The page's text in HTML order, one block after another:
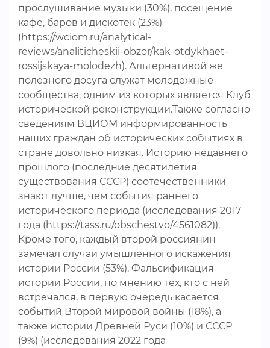
прослушивание музыки (30%), посещение
кафе, баров и дискотек (23%)
(https://wciom.ru/analytical-
reviews/analiticheskii-obzor/kak-otdykhaet-
rossijskaya-molodezh). Альтернативой же
полезного досуга служат молодежные
сообщества, одним из которых является Клуб
исторической реконструкции.Также согласно
сведениям ВЦИОМ информированность
наших граждан об исторических событиях в
стране довольно низкая. Историю недавнего
прошлого (последние десятилетия
существования СССР) соотечественники
знают лучше, чем события раннего
исторического периода (исследования 2017
года (https://tass.ru/obschestvo/4561082)).
Кроме того, каждый второй россиянин
замечал случаи умышленного искажения
истории России (53%). Фальсификация
истории России, по мнению тех, кто с ней
встречался, в первую очередь касается
событий Второй мировой войны (18%), а
также истории Древней Руси (10%) и СССР
(9%) (исследования 2022 года